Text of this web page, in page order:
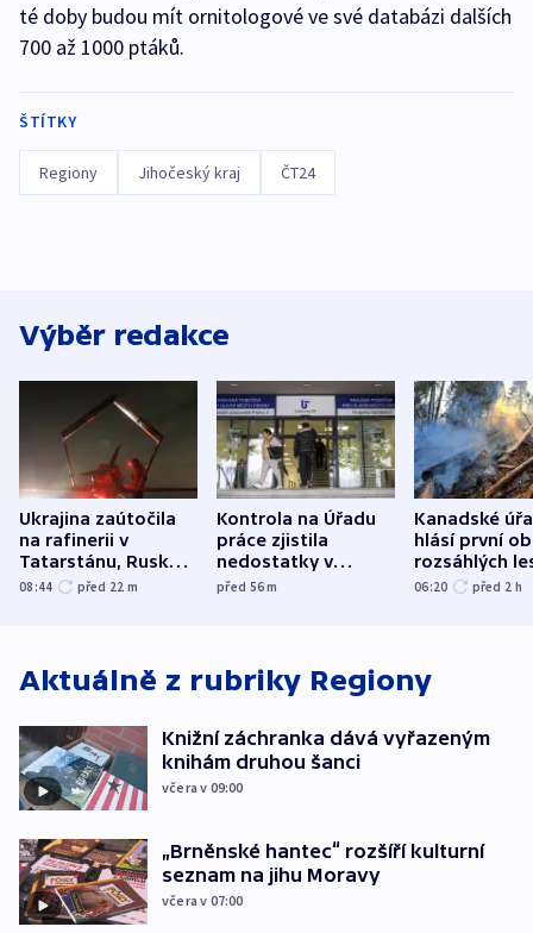
té doby budou mít ornitologové ve své databázi dalších
700 až 1000 ptáků.
ŠTÍTKY
Regiony Jihočeský kraj ČT24
Výběr redakce
Ukrajina zaútočila
na rafinerii v
Tatarstánu, Rusko
udeřilo na Sumy a
08:44 před 22 m
Kontrola na Úřadu
práce zjistila
nedostatky v
účetnictví za 5,6
před 56m
Kanadské
hlásí první
rozsáhlých
požárů
06:20 před 2 h
Aktuálně z rubriky Regiony
Knižní záchranka dává vyřazeným
knihám druhou šanci
včera v 09:00
„Brněnské hantec“ rozšíří kulturní
seznam na jihu Moravy
včera v 07:00